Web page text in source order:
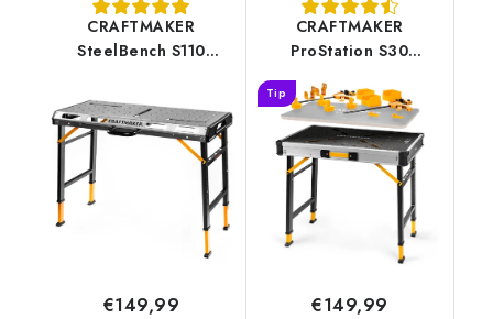
CRAFTMAKER
SteelBench S110
€149,99
CRAFTMAKER
ProStation S30
Tip
€149,99